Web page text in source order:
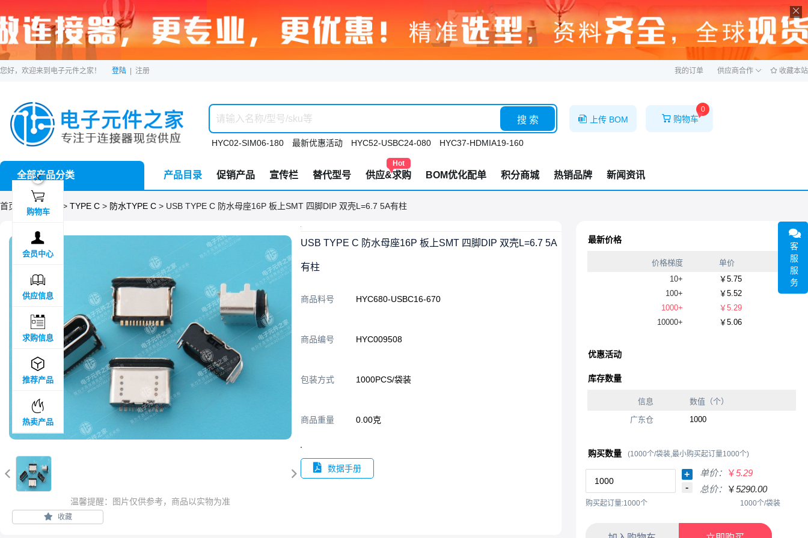
ဆ
您好，欢迎来到电子元件之家！ 登陆 注册 我的订单 供应商合作 收藏本站
HYC02-SIM06-180 最新优惠活动 HYC52-USBC24-080 HYC37-HDMIA19-160
搜 索 上传 BOM
0
购物车
全部产品分类 产品目录 促销产品 宣传栏 替代型号
Hot
供应&求购 BOM优化配单 积分商城 热销品牌 新闻资讯
首页 > 分类目录 > TYPE C > 防水TYPE C > USB TYPE C 防水母座16P 板上SMT 四脚DIP 双壳L=6.7 5A有柱
 
温馨提醒：图片仅供参考，商品以实物为准
收藏
USB TYPE C 防水母座16P 板上SMT 四脚DIP 双壳L=6.7 5A
有柱
商品料号 HYC680-USBC16-670
商品编号 HYC009508
包装方式 1000PCS/袋装
商品重量 0.00克
数据手册
最新价格
价格梯度
单价
10+
￥5.75
100+
￥5.52
1000+
￥5.29
10000+
￥5.06
优惠活动
库存数量
信息
数值（个）
广东仓
1000
购买数量 (1000个/袋装,最小购买起订量1000个)
+
-
单价： ￥5.29
总价：
￥5290.00
购买起订量:1000个 1000个/袋装
ဆ

购物车

会员中心

供应信息

求购信息

推荐产品

热卖产品
客
服
服
务